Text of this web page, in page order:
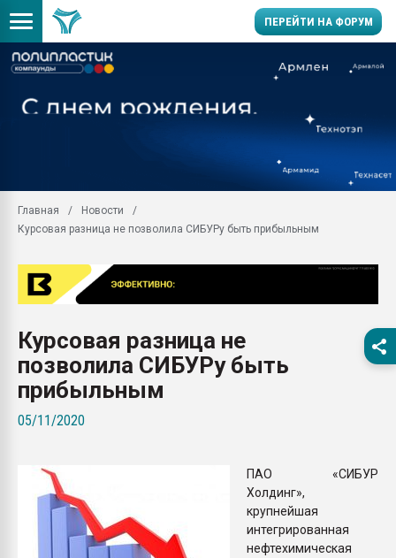
ПЕРЕЙТИ НА ФОРУМ
заводу пластмасс"
28.07.2026
28.07.2026
ПЕРЕЙТИ НА
Главная
Новости
Курсовая разница не позволила СИБУРу быть прибыльным
Курсовая разница не
позволила СИБУРу быть
прибыльным
05/11/2020
ПАО «СИБУР
Холдинг»,
крупнейшая
интегрированная
нефтехимическая